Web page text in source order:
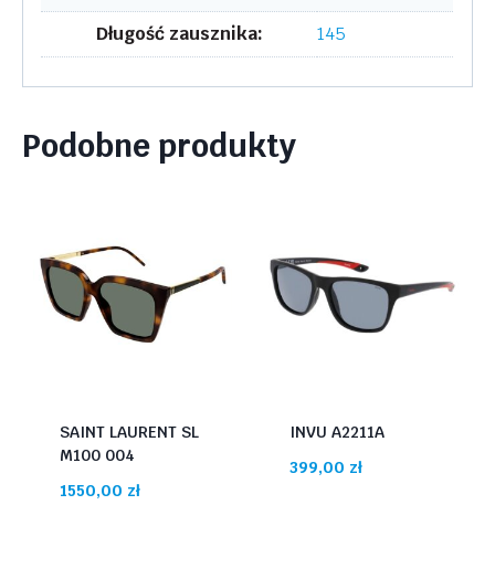
Długość zausznika:
145
Podobne produkty
SAINT LAURENT SL
M100 004
1550,00 zł
INVU A2211A
399,00 zł